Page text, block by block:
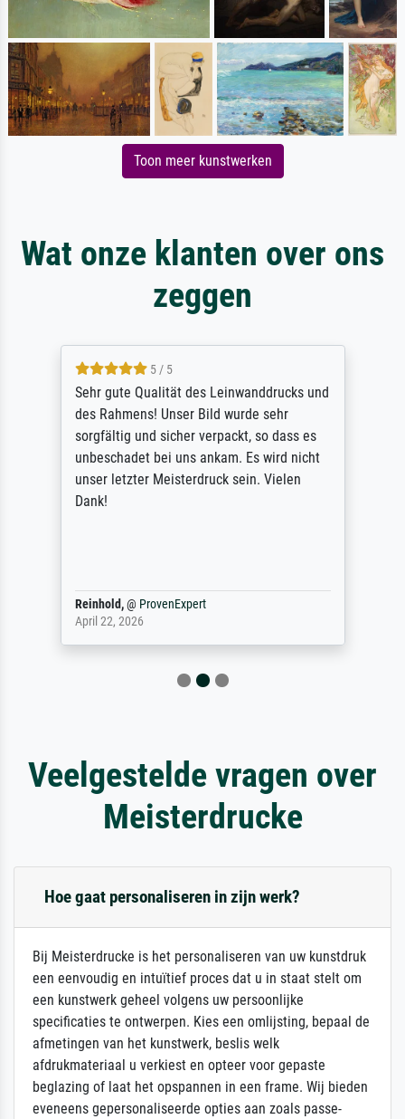
Toon meer kunstwerken
Wat onze klanten over ons
zeggen
5 / 5
Sehr gute Qualität des Leinwanddrucks und
des Rahmens! Unser Bild wurde sehr
sorgfältig und sicher verpackt, so dass es
unbeschadet bei uns ankam. Es wird nicht
unser letzter Meisterdruck sein. Vielen
Dank!
Reinhold,@ ProvenExpert
April 22, 2026
Veelgestelde vragen over
Meisterdrucke
Hoe gaat personaliseren in zijn werk?
Bij Meisterdrucke is het personaliseren van uw kunstdruk
een eenvoudig en intuïtief proces dat u in staat stelt om
een kunstwerk geheel volgens uw persoonlijke
specificaties te ontwerpen. Kies een omlijsting, bepaal de
afmetingen van het kunstwerk, beslis welk
afdrukmateriaal u verkiest en opteer voor gepaste
beglazing of laat het opspannen in een frame. Wij bieden
eveneens gepersonaliseerde opties aan zoals passe-